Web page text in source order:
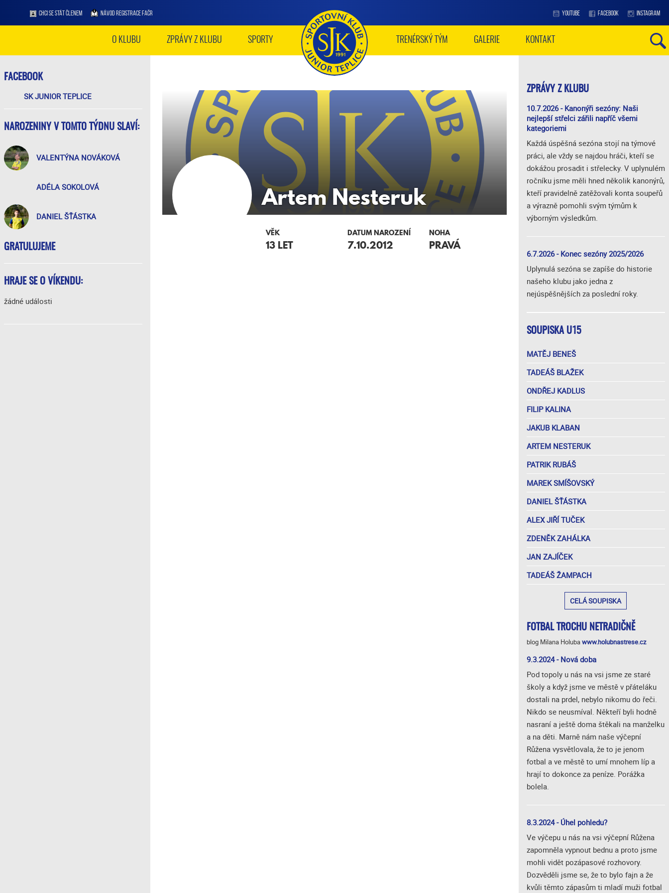
CHCI SE STÁT ČLENEM NÁVOD REGISTRACE FAČR YOUTUBE FACEBOOK INSTAGRAM
O KLUBU ZPRÁVY Z KLUBU SPORTY TRENÉRSKÝ TÝM GALERIE KONTAKT
FACEBOOK
SK JUNIOR TEPLICE
NAROZENINY V TOMTO TÝDNU SLAVÍ:
VALENTÝNA NOVÁKOVÁ
ADÉLA SOKOLOVÁ
DANIEL ŠŤÁSTKA
GRATULUJEME
HRAJE SE O VÍKENDU:
žádné události
ArtemNesteruk
VĚK
13 LET
DATUM NAROZENÍ
7.10.2012
NOHA
PRAVÁ
ZPRÁVY Z KLUBU
10.7.2026 - Kanonýři sezóny: Naši
nejlepší střelci zářili napříč všemi
kategoriemi
Každá úspěšná sezóna stojí na týmové
práci, ale vždy se najdou hráči, kteří se
dokážou prosadit i střelecky. V uplynulém
ročníku jsme měli hned několik kanonýrů,
kteří pravidelně zatěžovali konta soupeřů
a výrazně pomohli svým týmům k
výborným výsledkům.
6.7.2026 - Konec sezóny 2025/2026
Uplynulá sezóna se zapíše do historie
našeho klubu jako jedna z
nejúspěšnějších za poslední roky.
SOUPISKA U15
MATĚJ BENEŠ
TADEÁŠ BLAŽEK
ONDŘEJ KADLUS
FILIP KALINA
JAKUB KLABAN
ARTEM NESTERUK
PATRIK RUBÁŠ
MAREK SMÍŠOVSKÝ
DANIEL ŠŤÁSTKA
ALEX JIŘÍ TUČEK
ZDENĚK ZAHÁLKA
JAN ZAJÍČEK
TADEÁŠ ŽAMPACH
CELÁ SOUPISKA
FOTBAL TROCHU NETRADIČNĚ
blog Milana Holubawww.holubnastrese.cz
9.3.2024 - Nová doba
Pod topoly u nás na vsi jsme ze staré
školy a když jsme ve městě v přáteláku
dostali na prdel, nebylo nikomu do řeči.
Nikdo se neusmíval. Někteří byli hodně
nasraní a ještě doma štěkali na manželku
a na děti. Marně nám naše výčepní
Růžena vysvětlovala, že to je jenom
fotbal a ve městě to umí mnohem líp a
hrají to dokonce za peníze. Porážka
bolela.
8.3.2024 - Úhel pohledu?
Ve výčepu u nás na vsi výčepní Růžena
zapomněla vypnout bednu a proto jsme
mohli vidět pozápasové rozhovory.
Dozvěděli jsme se, že to bylo fajn a že
kvůli těmto zápasům ti mladí muži fotbal